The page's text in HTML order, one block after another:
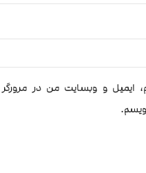
ایمیل و وبسایت من در مرورگر